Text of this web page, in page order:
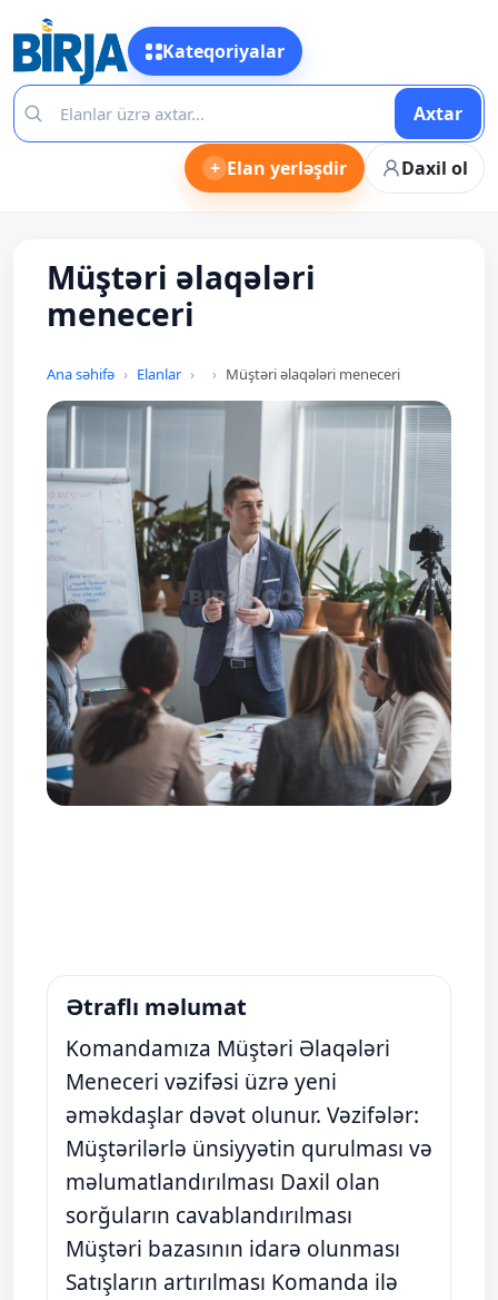
Kateqoriyalar
Axtar
+ Elan yerləşdir Daxil ol
Müştəri əlaqələri
meneceri
Ana səhifə Elanlar Müştəri əlaqələri meneceri
Ətraflı məlumat
Komandamıza Müştəri Əlaqələri
Meneceri vəzifəsi üzrə yeni
əməkdaşlar dəvət olunur. Vəzifələr:
Müştərilərlə ünsiyyətin qurulması və
məlumatlandırılması Daxil olan
sorğuların cavablandırılması
Müştəri bazasının idarə olunması
Satışların artırılması Komanda ilə